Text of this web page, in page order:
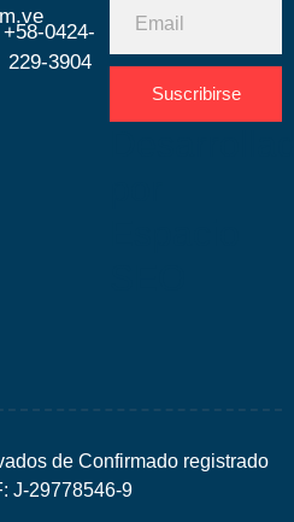
+58-0424-
229-3904
Suscribirse
de Confirmado registrado
J-29778546-9